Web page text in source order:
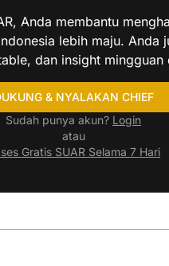
Anda membantu
lebih maju. Anda
dan insight mingguan
& NYALAKAN CHIEF
Sudah punya akun? Login
atau
Gratis SUAR Selama 7 Hari